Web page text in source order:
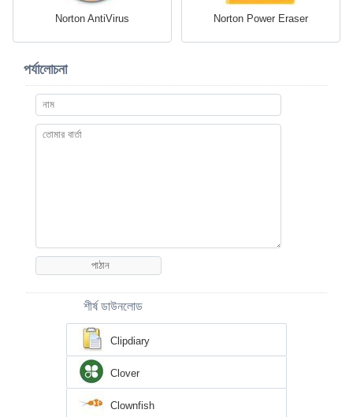
Norton AntiVirus Norton Power Eraser
পর্যালোচনা
শীর্ষ ডাউনলোড
Clipdiary
Clover
Clownfish